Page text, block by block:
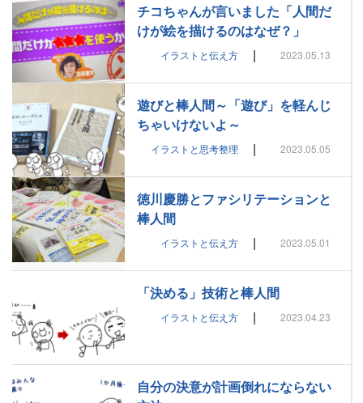
チコちゃんが言いました「人間だ
けが絵を描けるのはなぜ？」
イラストと伝え方 | 2023.05.13
遊びと棒人間～「遊び」を軽んじ
ちゃいけないよ～
イラストと思考整理 | 2023.05.05
徳川慶勝とファシリテーションと
棒人間
イラストと伝え方 | 2023.05.01
「決める」技術と棒人間
イラストと伝え方 | 2023.04.23
自分の決意が計画倒れにならない